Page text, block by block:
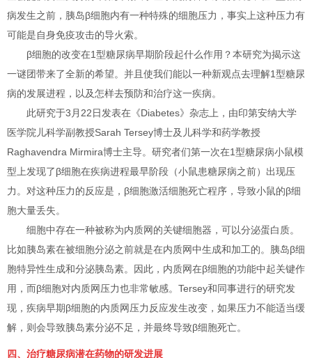
病发生之前，胰岛β细胞内有一种特殊的细胞压力，事实上这种压力有
可能是自身免疫攻击的导火索。
β细胞的改变在1型糖尿病早期阶段起什么作用？本研究为揭示这
一谜团带来了全新的希望。并且使我们能以一种新观点去理解1型糖尿
病的发展进程，以及怎样去预防和治疗这一疾病。
此研究于3月22日发表在《Diabetes》杂志上，由印第安纳大学
医学院儿科学副教授Sarah Tersey博士及儿科学和药学教授
Raghavendra Mirmira博士主导。研究者们第一次在1型糖尿病小鼠模
型上发现了β细胞在疾病进程最早阶段（小鼠患糖尿病之前）出现压
力。对这种压力的反应是，β细胞激活细胞死亡程序，导致小鼠的β细
胞大量丢失。
细胞中存在一种被称为内质网的关键细胞器，可以分泌蛋白质。
比如胰岛素在被细胞分泌之前就是在内质网中生成和加工的。胰岛β细
胞特异性生成和分泌胰岛素。因此，内质网在β细胞的功能中起关键作
用，而β细胞对内质网压力也非常敏感。Tersey和同事进行的研究发
现，疾病早期β细胞的内质网压力反应发生改变，如果压力不能适当缓
解，则会导致胰岛素分泌不足，并最终导致β细胞死亡。
四、治疗糖尿病潜在药物的研发进展